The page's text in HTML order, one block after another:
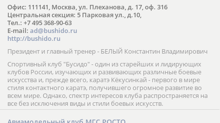
Офис: 111141, Москва, ул. Плеханова, д. 17, оф. 316
Центральная секция: 5 Парковая ул., д.10,
Тел.: +7 495 368-90-63
E-mail: ad@bushido.ru
http://bushido.ru
Президент и главный тренер - БЕЛЫЙ Константин Владимирович
Спортивный клуб "Бусидо" - один из старейших и лидирующих
клубов России, изучающих и развивающих различные боевые
искусства и, прежде всего, каратэ Кёкусинкай - первого в мире
стиля контактного каратэ, получившего огромное развитие во
всем мире. Однако, спектр интересов клуба распространяется на
все без исключения виды и стили боевых искусств.